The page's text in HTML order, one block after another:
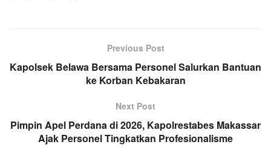
Previous Post
Kapolsek Belawa Bersama Personel Salurkan Bantuan
ke Korban Kebakaran
Next Post
Pimpin Apel Perdana di 2026, Kapolrestabes Makassar
Ajak Personel Tingkatkan Profesionalisme